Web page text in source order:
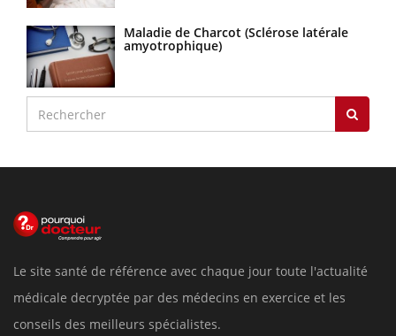
Maladie de Charcot (Sclérose latérale
amyotrophique)
Le site santé de référence avec chaque jour toute l'actualité
médicale decryptée par des médecins en exercice et les
conseils des meilleurs spécialistes.